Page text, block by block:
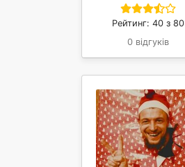
Рейтинг: 40 з 80
0 відгуків